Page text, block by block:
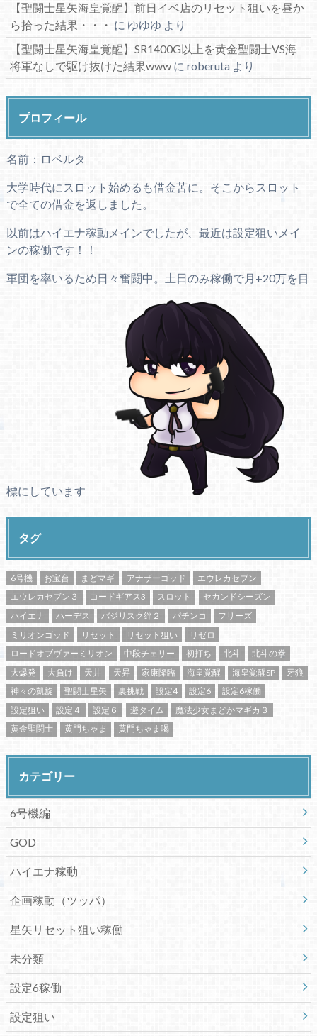
【聖闘士星矢海皇覚醒】前日イベ店のリセット狙いを昼か
ら拾った結果・・・ に ゆゆゆ より
【聖闘士星矢海皇覚醒】SR1400G以上を黄金聖闘士VS海
将軍なしで駆け抜けた結果wwwに roberutaより
プロフィール
名前：ロベルタ
大学時代にスロット始めるも借金苦に。そこからスロット
で全ての借金を返しました。
以前はハイエナ稼動メインでしたが、最近は設定狙いメイ
ンの稼働です！！
軍団を率いるため日々奮闘中。土日のみ稼働で月+20万を目
標にしています
タグ
6号機 お宝台 まどマギ アナザーゴッド
エウレカセブン
エウレカセブン３
コードギアス3 スロット
セカンドシーズン
ハイエナ
ハーデス バジリスク絆２ パチンコ
フリーズ
ミリオンゴッド
リセット リセット狙い
リゼロ
ロードオブヴァーミリオン
中段チェリー 初打ち 北斗
北斗の拳
大爆発
大負け 天井 天昇 家康降臨 海皇覚醒 海皇覚醒SP
牙狼
神々の凱旋
聖闘士星矢 裏挑戦 設定4 設定6
設定6稼働
設定狙い
設定４ 設定６ 遊タイム
魔法少女まどかマギカ３
黄金聖闘士
黄門ちゃま 黄門ちゃま喝
カテゴリー
6号機編
GOD
ハイエナ稼動
企画稼動（ツッパ）
星矢リセット狙い稼働
未分類
設定6稼働
設定狙い